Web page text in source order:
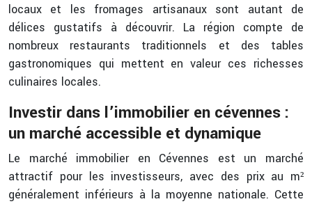
locaux et les fromages artisanaux sont autant de
délices gustatifs à découvrir. La région compte de
nombreux restaurants traditionnels et des tables
gastronomiques qui mettent en valeur ces richesses
culinaires locales.
Investir dans l’immobilier en cévennes :
un marché accessible et dynamique
Le marché immobilier en Cévennes est un marché
attractif pour les investisseurs, avec des prix au m²
généralement inférieurs à la moyenne nationale. Cette